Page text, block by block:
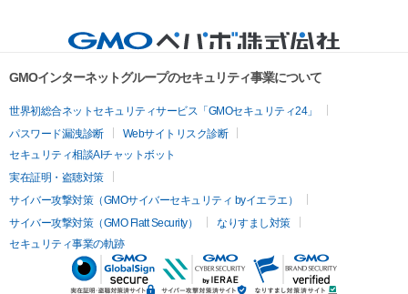
GMOインターネットグループのセキュリティ事業について
世界初総合ネットセキュリティサービス「GMOセキュリティ24」
パスワード漏洩診断
Webサイトリスク診断
セキュリティ相談AIチャットボット
実在証明・盗聴対策
サイバー攻撃対策（GMOサイバーセキュリティ byイエラエ）
サイバー攻撃対策（GMO Flatt Security）
なりすまし対策
セキュリティ事業の軌跡